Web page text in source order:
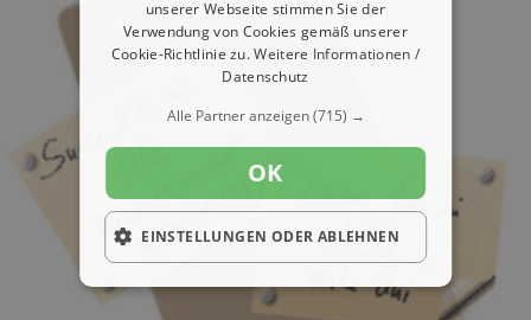
unserer Webseite stimmen Sie der
Verwendung von Cookies gemäß unserer
Cookie-Richtlinie zu.Weitere Informationen /
Datenschutz
Alle Partner anzeigen(715) →
OK
EINSTELLUNGEN ODER ABLEHNEN